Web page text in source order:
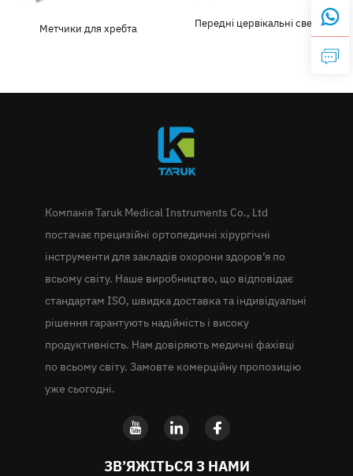
Метчики для хребта Передні цервікальні свердла
Компанія Taruk Medical Instruments Co., Ltd
постачає прецизійні ортопедичні хірургічні
інструменти для закладів охорони здоров’я по
всьому світу. Наше виробництво, що відповідає
стандартам ISO, швидка доставка та індивідуальні
рішення гарантують надійність і високу
продуктивність. Нам довіряють медичні фахівці
по всьому світу. Замовте комерційну пропозицію
уже сьогодні.
ЗВ’ЯЖІТЬСЯ З НАМИ